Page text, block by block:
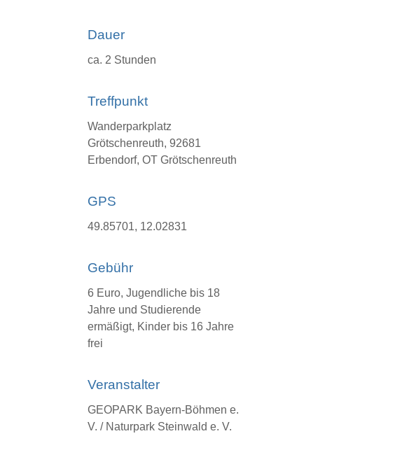
Dauer
ca. 2 Stunden
Treffpunkt
Wanderparkplatz
Grötschenreuth, 92681
Erbendorf, OT Grötschenreuth
GPS
49.85701, 12.02831
Gebühr
6 Euro, Jugendliche bis 18
Jahre und Studierende
ermäßigt, Kinder bis 16 Jahre
frei
Veranstalter
GEOPARK Bayern-Böhmen e.
V. / Naturpark Steinwald e. V.